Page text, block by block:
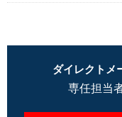
ダイレクトメ
専任担当